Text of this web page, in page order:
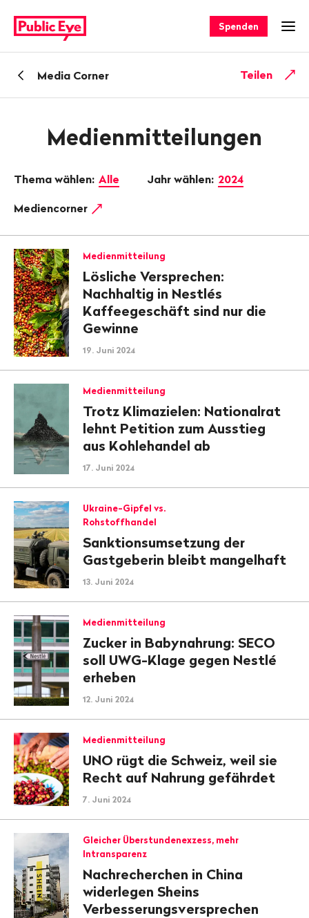
auf
publiceye.ch
Spenden
ZurückMedia Corner Teilen
Medienmitteilungen
Thema wählen: Alle Jahr wählen: 2024
Mediencorner
Medienmitteilung
Lösliche Versprechen:
Nachhaltig in Nestlés
Kaffeegeschäft sind nur die
Gewinne
19. Juni 2024
Medienmitteilung
Trotz Klimazielen: Nationalrat
lehnt Petition zum Ausstieg
aus Kohlehandel ab
17. Juni 2024
Ukraine-Gipfel vs.
Rohstoffhandel
Sanktionsumsetzung der
Gastgeberin bleibt mangelhaft
13. Juni 2024
Medienmitteilung
Zucker in Babynahrung: SECO
soll UWG-Klage gegen Nestlé
erheben
12. Juni 2024
Medienmitteilung
UNO rügt die Schweiz, weil sie
Recht auf Nahrung gefährdet
7. Juni 2024
Gleicher Überstundenexzess, mehr
Intransparenz
Nachrecherchen in China
widerlegen Sheins
Verbesserungsversprechen